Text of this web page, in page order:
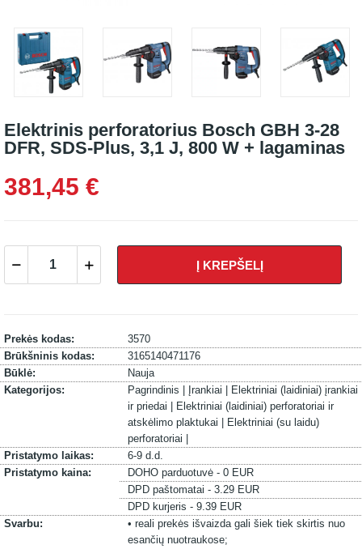
Elektrinis perforatorius Bosch GBH 3-28
DFR, SDS-Plus, 3,1 J, 800 W + lagaminas
381,45 €
Į KREPŠELĮ
Prekės kodas:
3570
Brūkšninis kodas:
3165140471176
Būklė:
Nauja
Kategorijos:
Pagrindinis | Įrankiai |
Elektriniai (laidiniai) įrankiai
ir priedai |
Elektriniai (laidiniai) perforatoriai ir
atskėlimo plaktukai |
Elektriniai (su laidu)
perforatoriai |
Pristatymo laikas:
6-9 d.d.
Pristatymo kaina:
DOHO parduotuvė - 0 EUR
DPD paštomatai - 3.29 EUR
DPD kurjeris - 9.39 EUR
Svarbu:
• reali prekės išvaizda gali šiek tiek skirtis nuo
esančių nuotraukose;